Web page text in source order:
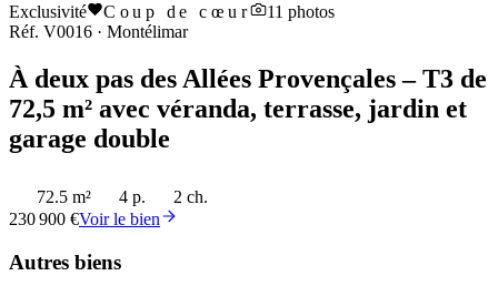
Exclusivité Coup de cœur 11 photos
Réf. V0016 · Montélimar
À deux pas des Allées Provençales – T3 de
72,5 m² avec véranda, terrasse, jardin et
garage double
72.5 m² 4 p.
2 ch.
230 900 €Voir le bien
Autres biens